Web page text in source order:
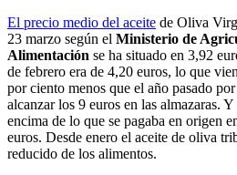
El precio medio del aceite de Oliva
23 marzo según el Ministerio de
Alimentación se ha situado en 3,92
de febrero era de 4,20 euros, lo que
por ciento menos que el año pasado
alcanzar los 9 euros en las almazaras.
encima de lo que se pagaba en origen
euros. Desde enero el aceite de oliva
reducido de los alimentos.